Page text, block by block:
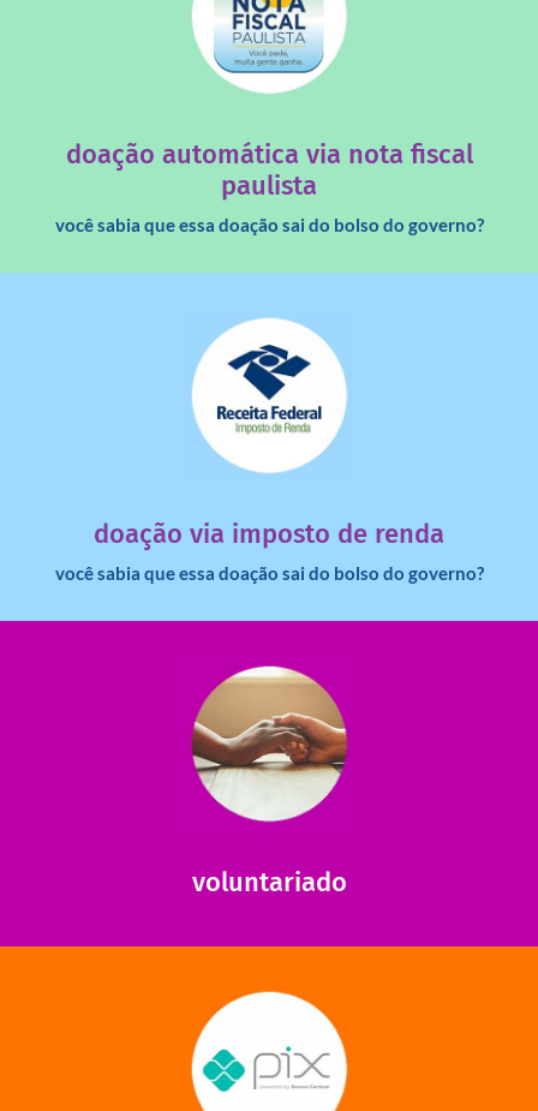
doação automática via nota fiscal
paulista
você sabia que essa doação sai do bolso do governo?
saiba mais
doação via imposto de renda
você sabia que essa doação sai do bolso do governo?
dinheiro deixa de ir para o governo?
saiba mais
voluntariado
ajudar com certos assuntos. Entre em contato conosco e
saiba como nos ajudar.
saiba mais
saiba mais